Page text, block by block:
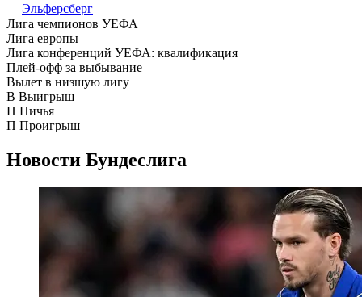
Эльферсберг
Лига чемпионов УЕФА
Лига европы
Лига конференций УЕФА: квалификация
Плей-офф за выбывание
Вылет в низшую лигу
В Выигрыш
Н Ничья
П Проигрыш
Новости Бундеслига